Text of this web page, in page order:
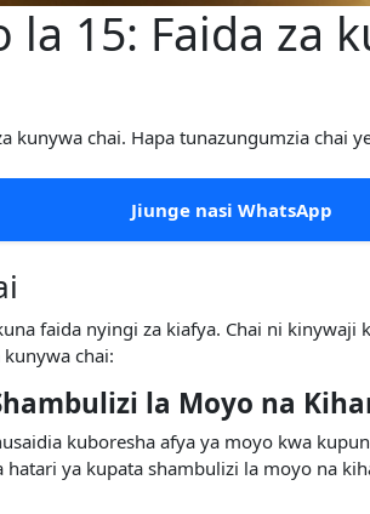
la 15: Faida za
kunywa chai. Hapa tunazungumzia chai
Jiunge nasi WhatsApp
faida nyingi za kiafya. Chai ni
chai:
la Moyo na
kuboresha afya ya moyo kwa
ya kupata shambulizi la moyo na